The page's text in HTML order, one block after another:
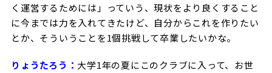
く運営するためには」っていう、現状をより良くすること
に今までは力を入れてきたけど、自分からこれを作りたい
とか、そういうことを1個挑戦して卒業したいかな。
りょうたろう： 大学1年の夏にこのクラブに入って、お世